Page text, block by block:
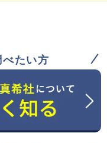
べたい方